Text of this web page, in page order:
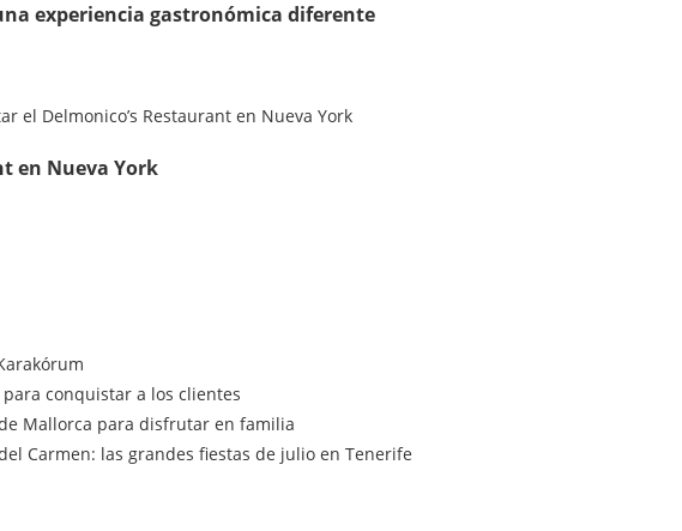
experiencia gastronómica diferente
en Nueva York
conquistar a los clientes
Mallorca para disfrutar en familia
Carmen: las grandes fiestas de julio en Tenerife